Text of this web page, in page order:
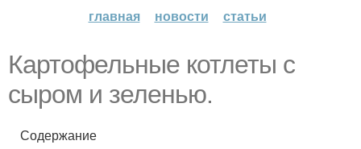
главная новости статьи
Картофельные котлеты с
сыром и зеленью.
Содержание